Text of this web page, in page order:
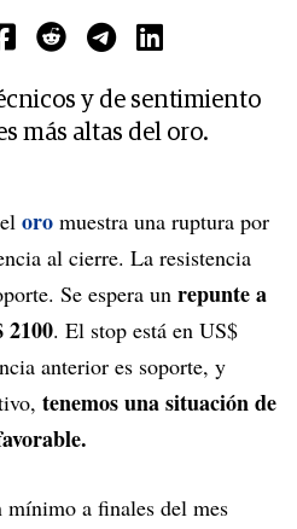
y de sentimiento
más altas del oro.
oro muestra una ruptura por
al cierre. La resistencia
Se espera un repunte a
2100. El stop está en US$
anterior es soporte, y
tenemos una situación de
a finales del mes